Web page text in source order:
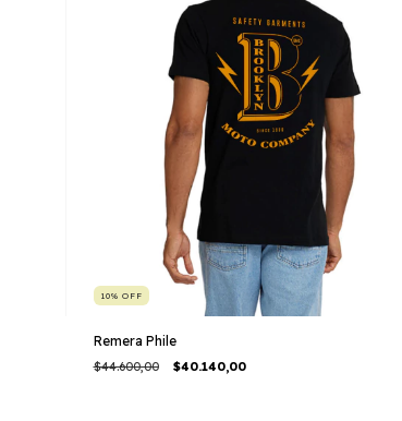
10% OFF
Remera Phile
$44.600,00 $40.140,00